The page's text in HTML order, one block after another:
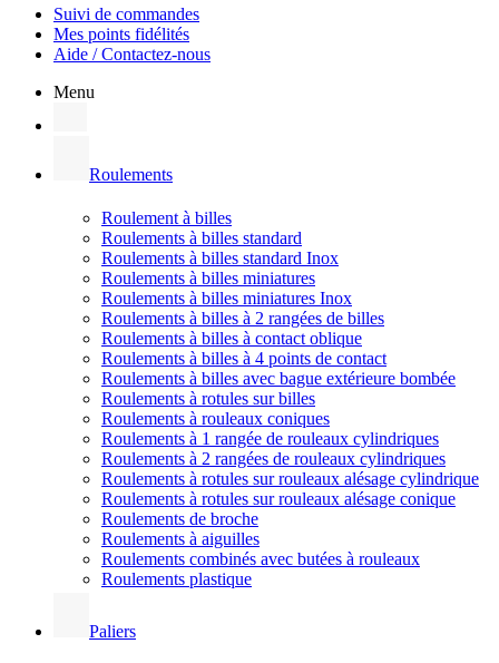
Suivi de commandes
Mes points fidélités
Aide / Contactez-nous
Menu
Roulements
Roulement à billes
Roulements à billes standard
Roulements à billes standard Inox
Roulements à billes miniatures
Roulements à billes miniatures Inox
Roulements à billes à 2 rangées de billes
Roulements à billes à contact oblique
Roulements à billes à 4 points de contact
Roulements à billes avec bague extérieure bombée
Roulements à rotules sur billes
Roulements à rouleaux coniques
Roulements à 1 rangée de rouleaux cylindriques
Roulements à 2 rangées de rouleaux cylindriques
Roulements à rotules sur rouleaux alésage cylindrique
Roulements à rotules sur rouleaux alésage conique
Roulements de broche
Roulements à aiguilles
Roulements combinés avec butées à rouleaux
Roulements plastique
Paliers